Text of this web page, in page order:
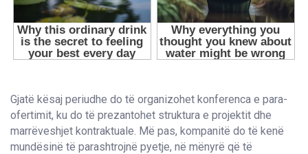
Gjatë kësaj periudhe do të organizohet konferenca e para-
ofertimit, ku do të prezantohet struktura e projektit dhe
marrëveshjet kontraktuale. Më pas, kompanitë do të kenë
mundësinë të parashtrojnë pyetje, në mënyrë që të